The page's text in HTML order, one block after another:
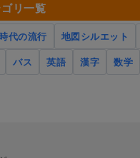
リ一覧
代の流行 地図シルエット
バス
英語 漢字 数学